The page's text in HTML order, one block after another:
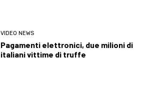
VIDEO NEWS
Pagamenti elettronici, due milioni di
italiani vittime di truffe